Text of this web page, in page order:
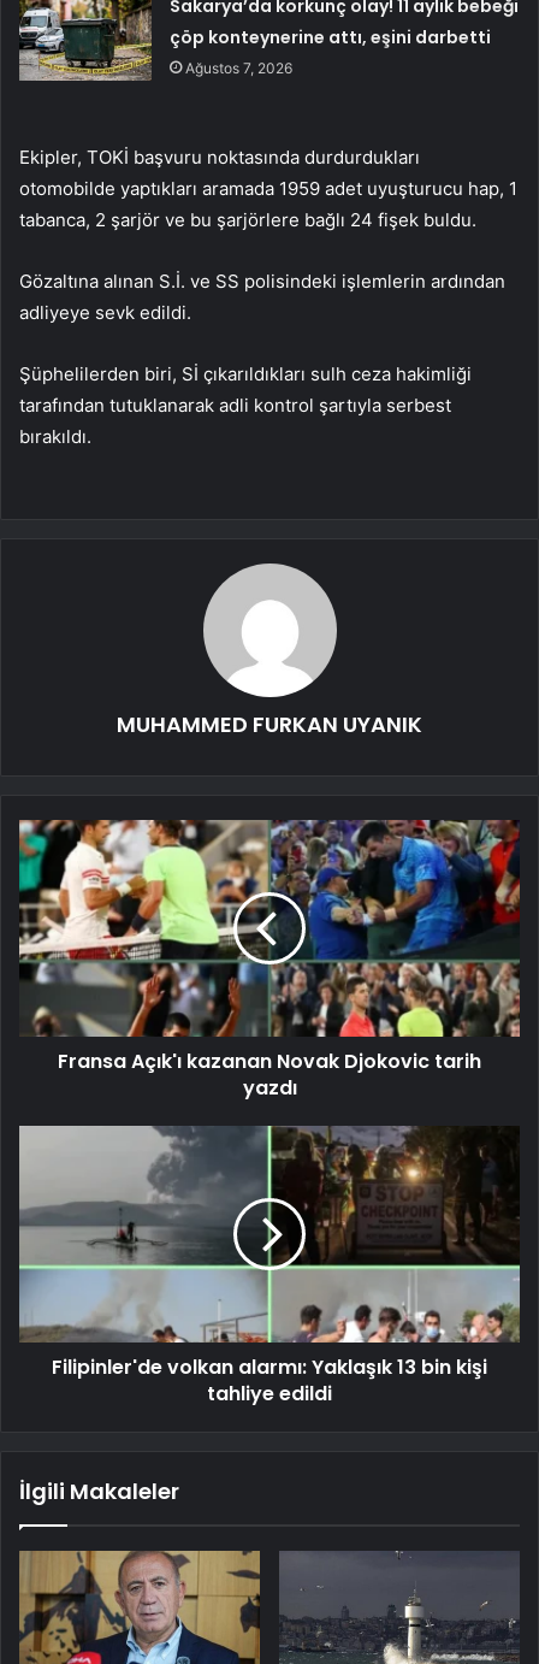
Sakarya’da korkunç olay! 11 aylık bebeği
çöp konteynerine attı, eşini darbetti
Ağustos 7, 2026
Ekipler, TOKİ başvuru noktasında durdurdukları
otomobilde yaptıkları aramada 1959 adet uyuşturucu hap, 1
tabanca, 2 şarjör ve bu şarjörlere bağlı 24 fişek buldu.
Gözaltına alınan S.İ. ve SS polisindeki işlemlerin ardından
adliyeye sevk edildi.
Şüphelilerden biri, Sİ çıkarıldıkları sulh ceza hakimliği
tarafından tutuklanarak adli kontrol şartıyla serbest
bırakıldı.
MUHAMMED FURKAN UYANIK
Fransa Açık'ı kazanan Novak Djokovic tarih
yazdı
Filipinler'de volkan alarmı: Yaklaşık 13 bin kişi
tahliye edildi
İlgili Makaleler